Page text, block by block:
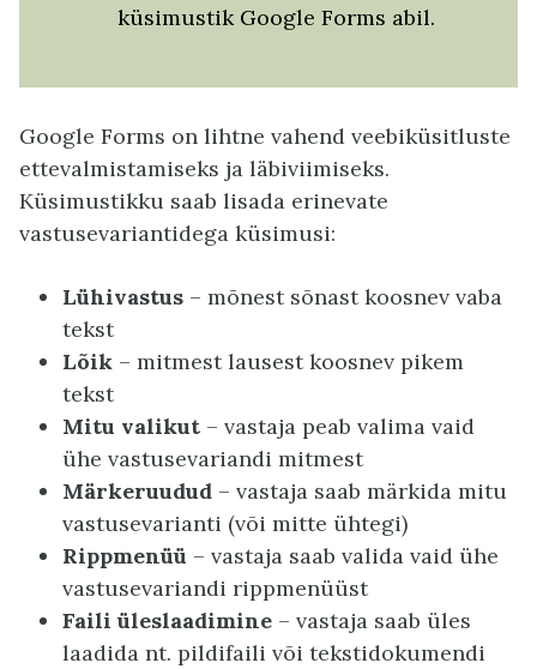
küsimustik Google Forms abil.
Google Forms on lihtne vahend veebiküsitluste
ettevalmistamiseks ja läbiviimiseks.
Küsimustikku saab lisada erinevate
vastusevariantidega küsimusi:
Lühivastus – mõnest sõnast koosnev vaba
tekst
Lõik – mitmest lausest koosnev pikem
tekst
Mitu valikut – vastaja peab valima vaid
ühe vastusevariandi mitmest
Märkeruudud – vastaja saab märkida mitu
vastusevarianti (või mitte ühtegi)
Rippmenüü – vastaja saab valida vaid ühe
vastusevariandi rippmenüüst
Faili üleslaadimine – vastaja saab üles
laadida nt. pildifaili või tekstidokumendi